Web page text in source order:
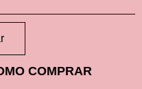
COMPRAR